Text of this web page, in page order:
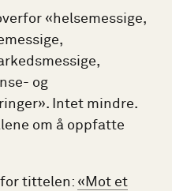
«helsemessige,
og
Intet mindre.
om å oppfatte
tittelen: «Mot et